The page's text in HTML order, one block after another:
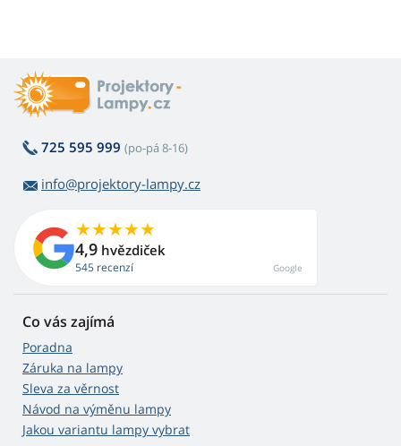
725 595 999 (po-pá 8-16)
info@projektory-lampy.cz
4,9 hvězdiček
545 recenzí Google
Co vás zajímá
Poradna
Záruka na lampy
Sleva za věrnost
Návod na výměnu lampy
Jakou variantu lampy vybrat